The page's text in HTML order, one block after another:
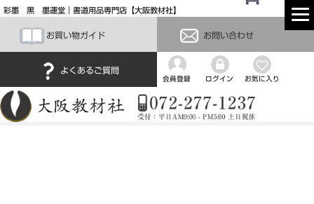
彩墨 黒 墨運堂｜書道用品専門店【大阪教材社】
お買い物ガイド お問い合わせ
よくあるご質問
会員登録 ログイン お気に入り